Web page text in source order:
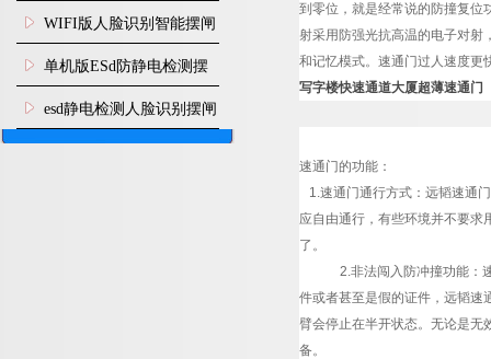
闸机食堂消费摆闸
WIFI版人脸识别智能摆闸
机
单机版ESd防静电检测摆
闸机
esd静电检测人脸识别摆闸
安装
到零位，就是经常说的防撞复位
射采用防强光抗高温的电子对射
和记忆模式。速通门过人速度更
写字楼快速通道大厦超薄速通门
速通门的功能：
1.速通门通行方式： 远韬速通
应自由通行，有些环境并不要求
了。
2.非法闯入防冲撞功能：
件或者甚至是假的证件， 远韬速
臂会停止在半开状态。无论是无
备。